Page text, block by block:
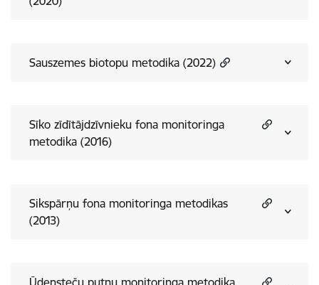
Sauszemes biotopu metodika (2022)
Sīko zīdītājdzīvnieku fona monitoringa
metodika (2016)
Sikspārņu fona monitoringa metodikas
(2013)
Ūdensteču putnu monitoringa metodika